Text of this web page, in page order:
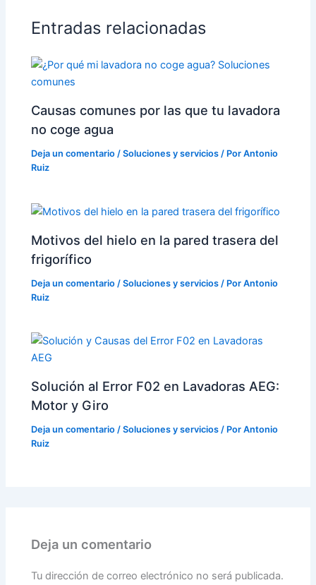
Entradas relacionadas
Causas comunes por las que tu lavadora
no coge agua
Deja un comentario /Soluciones y servicios / PorAntonio
Ruiz
Motivos del hielo en la pared trasera del
frigorífico
Deja un comentario /Soluciones y servicios / PorAntonio
Ruiz
Solución al Error F02 en Lavadoras AEG:
Motor y Giro
Deja un comentario /Soluciones y servicios / PorAntonio
Ruiz
Deja un comentario
Tu dirección de correo electrónico no será publicada.